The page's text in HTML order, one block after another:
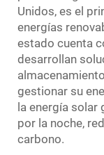
Unidos, es el
energías
estado cuenta
desarrollan
gestionar su
la energía solar
por la noche,
carbono.